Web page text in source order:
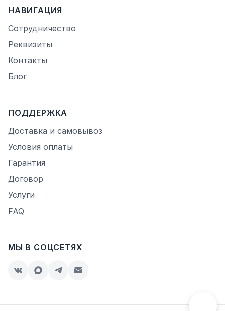
НАВИГАЦИЯ
Сотрудничество
Реквизиты
Контакты
Блог
ПОДДЕРЖКА
Доставка и самовывоз
Условия оплаты
Гарантия
Договор
Услуги
FAQ
МЫ В СОЦСЕТЯХ